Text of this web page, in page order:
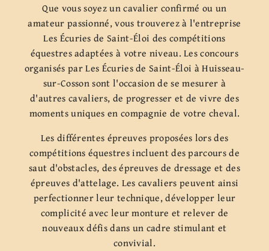
Que vous soyez un cavalier confirmé ou un
amateur passionné, vous trouverez à l'entreprise
Les Écuries de Saint-Éloi des compétitions
équestres adaptées à votre niveau. Les concours
organisés par Les Écuries de Saint-Éloi à Huisseau-
sur-Cosson sont l'occasion de se mesurer à
d'autres cavaliers, de progresser et de vivre des
moments uniques en compagnie de votre cheval.
Les différentes épreuves proposées lors des
compétitions équestres incluent des parcours de
saut d'obstacles, des épreuves de dressage et des
épreuves d'attelage. Les cavaliers peuvent ainsi
perfectionner leur technique, développer leur
complicité avec leur monture et relever de
nouveaux défis dans un cadre stimulant et
convivial.